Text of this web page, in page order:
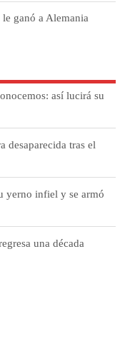
ganó a Alemania
así lucirá su
desaparecida tras el
yerno infiel y se armó
una década